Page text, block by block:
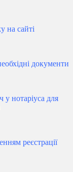
на сайті
документи
у нотаріуса для
реєстрації